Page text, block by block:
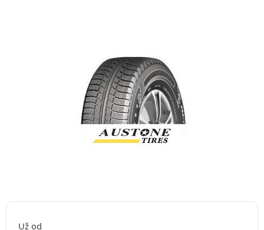
Už od